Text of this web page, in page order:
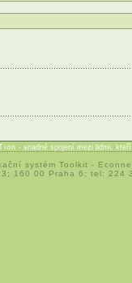
- snadné spojení mezi lidmi,
systém Toolkit -
160 00 Praha 6; tel: 224